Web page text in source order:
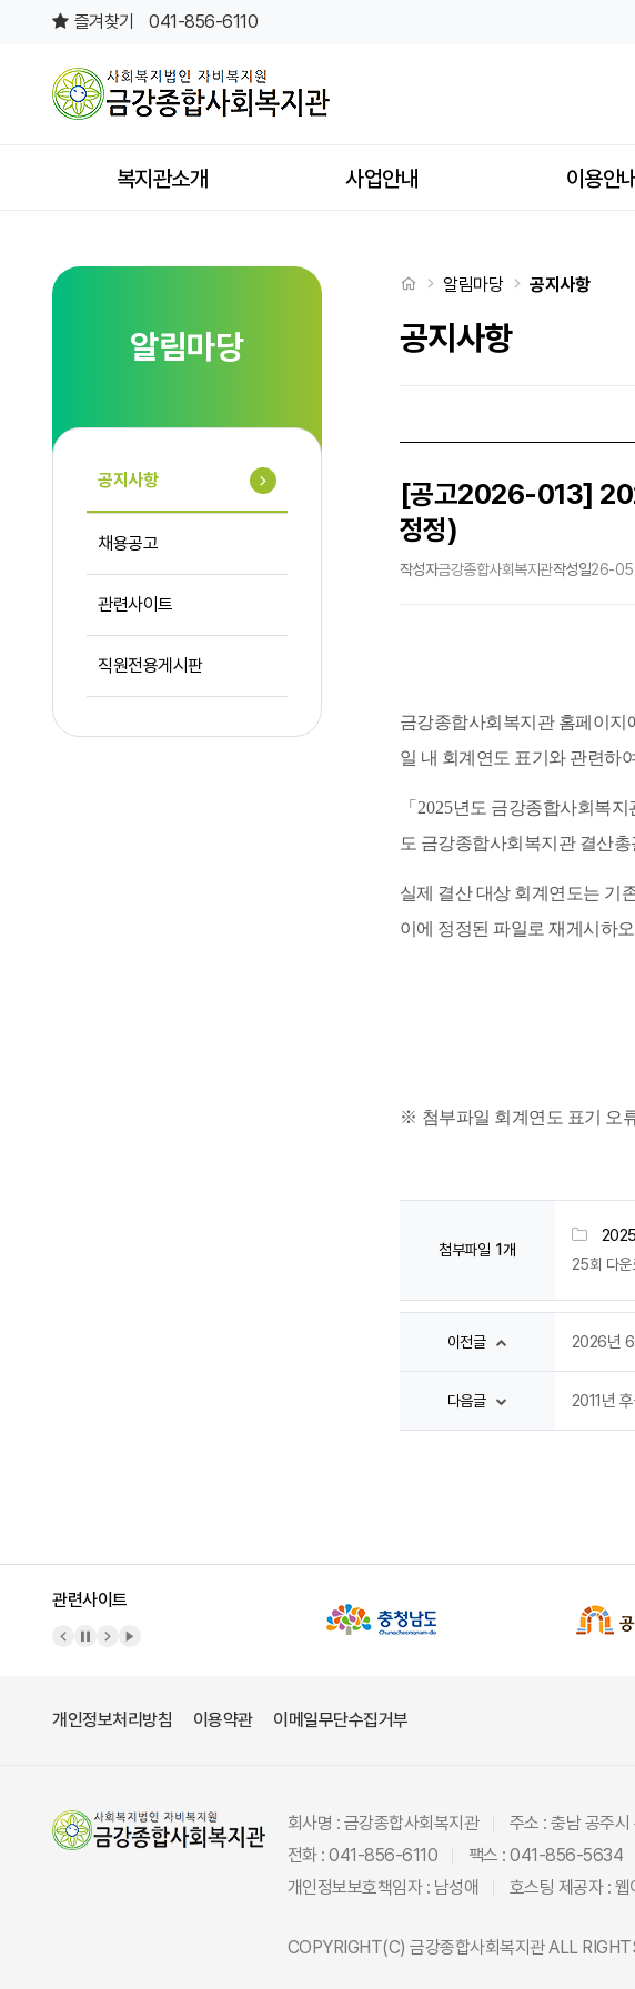
[공고2026-013] 2025년도 금강종합사회복지관 시설회계 결산 수정 공고(회계연도 표기오류
즐겨찾기 041-856-6110
복지관소개 사업안내 이용안내
처음으로
알림마당 공지사항
공지사항
[공고2026-013]
정정)
작성자금강종합사회복지관작성일26-
금강종합사회복지관 홈페이지
일 내 회계연도 표기와 관련하
「 2025년도 금강종합사회복지
도 금강종합사회복지관 결산총
실제 결산 대상 회계연도는 기
이에 정정된 파일로 재게시하
※ 첨부파일 회계연도 표기 오
첨부파일 1개
25회 다운
이전글 2026년 6
다음글 2011년
알림마당
공지사항
채용공고
관련사이트
직원전용게시판
관련사이트
이전 배너
배너 정지
다음 배너
배너 재생
개인정보처리방침 이용약관 이메일무단수집거부
회사명 : 금강종합사회복지관 주소 : 충남 공주
전화 : 041-856-6110
팩스 : 041-856-5634
개인정보보호책임자 : 남성애
호스팅 제공자 : 웹
COPYRIGHT(C)금강종합사회복지관ALL